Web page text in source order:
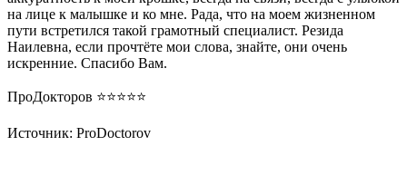
на лице к малышке и ко мне. Рада, что на моем жизненном
пути встретился такой грамотный специалист. Резида
Наилевна, если прочтёте мои слова, знайте, они очень
искренние. Спасибо Вам.
ПроДокторов ⭐️⭐️⭐️⭐️⭐️
Источник: ProDoctorov